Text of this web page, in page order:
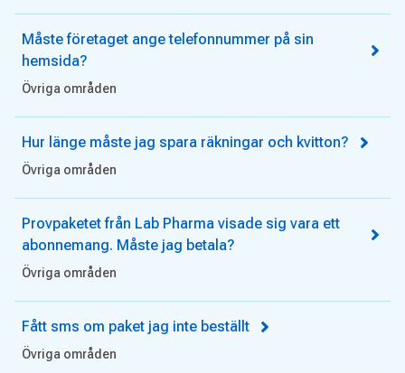
Måste företaget ange telefonnummer på sin
hemsida?
Övriga områden
Hur länge måste jag spara räkningar och kvitton?
Övriga områden
Provpaketet från Lab Pharma visade sig vara ett
abonnemang. Måste jag betala?
Övriga områden
Fått sms om paket jag inte beställt
Övriga områden